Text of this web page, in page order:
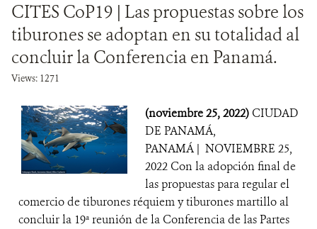
CITES CoP19 | Las propuestas sobre los
tiburones se adoptan en su totalidad al
concluir la Conferencia en Panamá.
Views: 1271
(noviembre 25, 2022) CIUDAD
DE PANAMÁ,
PANAMÁ | NOVIEMBRE 25,
2022 Con la adopción final de
las propuestas para regular el
comercio de tiburones réquiem y tiburones martillo al
concluir la 19ª reunión de la Conferencia de las Partes